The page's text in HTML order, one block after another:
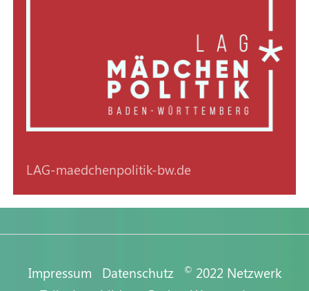
LAG-maedchenpolitik-bw.de
Impressum Datenschutz © 2022 Netzwerk